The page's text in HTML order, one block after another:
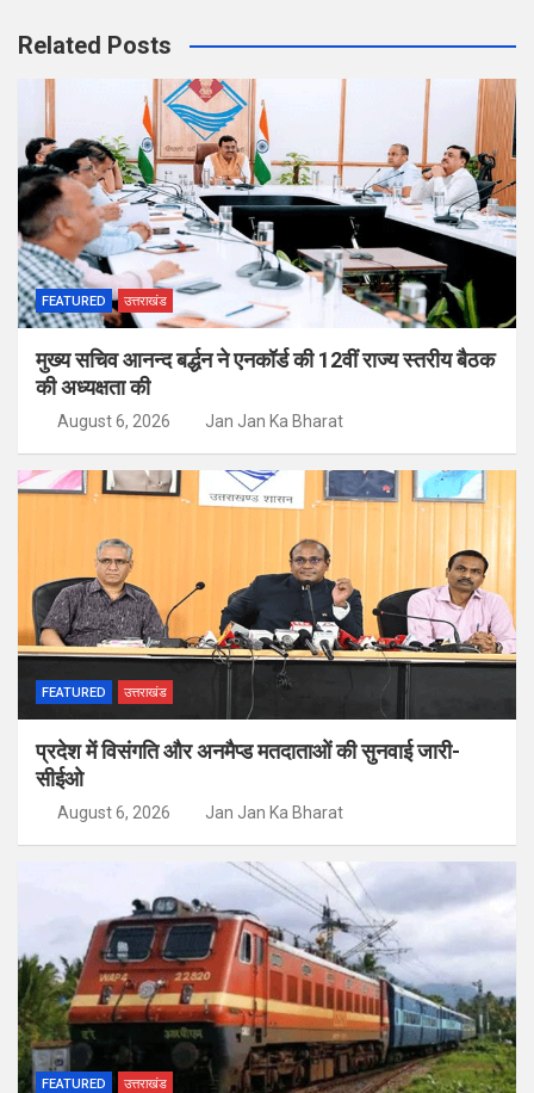
Related Posts
FEATURED उत्तराखंड
मुख्य सचिव आनन्द बर्द्धन ने एनकॉर्ड की 12वीं राज्य स्तरीय बैठक
की अध्यक्षता की
August 6, 2026 Jan Jan Ka Bharat
FEATURED उत्तराखंड
प्रदेश में विसंगति और अनमैप्ड मतदाताओं की सुनवाई जारी-
सीईओ
August 6, 2026 Jan Jan Ka Bharat
FEATURED उत्तराखंड